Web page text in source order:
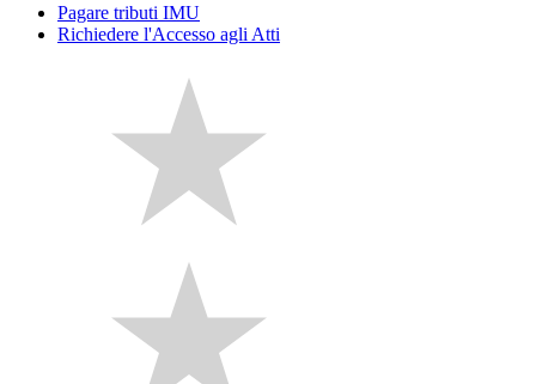
Pagare tributi IMU
Richiedere l'Accesso agli Atti